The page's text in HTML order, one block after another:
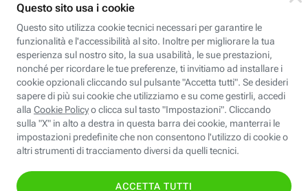
Fastweb Digital Academy
STEP FuturAbility District
Insieme, siamo futuro
© Fastweb SpA 2026 - P.IVA 12878470157